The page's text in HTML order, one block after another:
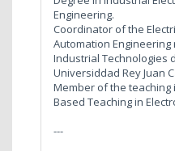
Engineering.
Coordinator of the
Automation
Industrial Technologies
Universiddad Rey Juan
Member of the
Based Teaching in
---